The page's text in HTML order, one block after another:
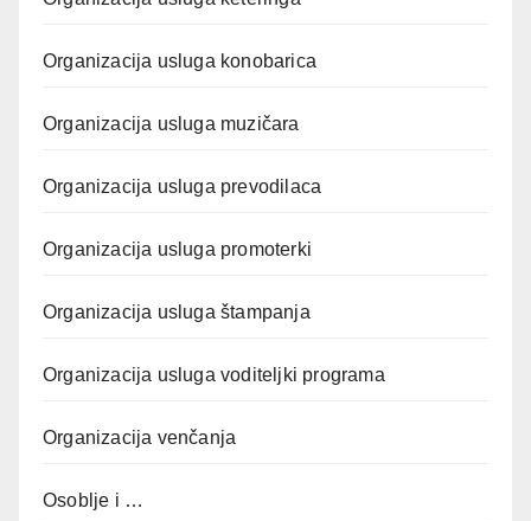
Organizacija usluga konobarica
Organizacija usluga muzičara
Organizacija usluga prevodilaca
Organizacija usluga promoterki
Organizacija usluga štampanja
Organizacija usluga voditeljki programa
Organizacija venčanja
Osoblje i …